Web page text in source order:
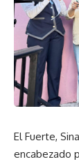
El Fuerte,
encabezado